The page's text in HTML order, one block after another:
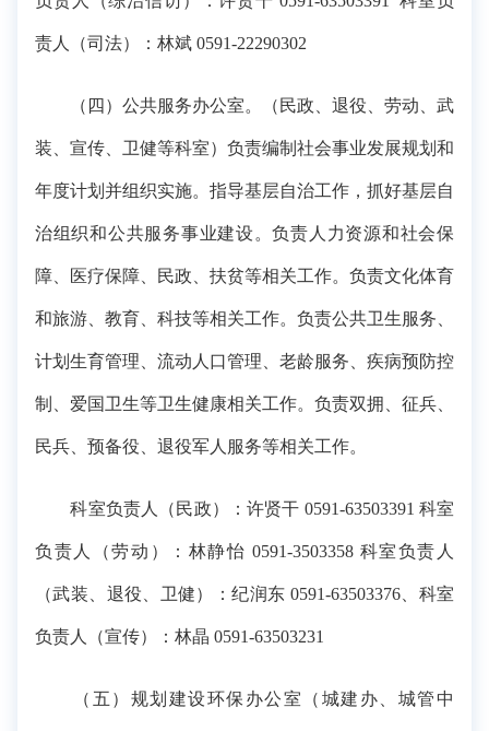
责人（司法）：林斌 0591-22290302
（四）公共服务办公室。（民政、退役、劳动、武
装、宣传、卫健等科室）负责编制社会事业发展规划和
年度计划并组织实施。指导基层自治工作，抓好基层自
治组织和公共服务事业建设。负责人力资源和社会保
障、医疗保障、民政、扶贫等相关工作。负责文化体育
和旅游、教育、科技等相关工作。负责公共卫生服务、
计划生育管理、流动人口管理、老龄服务、疾病预防控
制、爱国卫生等卫生健康相关工作。负责双拥、征兵、
民兵、预备役、退役军人服务等相关工作。
科室负责人（民政）：许贤干 0591-63503391 科室
负责人（劳动）：林静怡 0591-3503358 科室负责人
（武装、退役、卫健）：纪润东 0591-63503376、科室
负责人（宣传）：林晶 0591-63503231
（五）规划建设环保办公室（城建办、城管中